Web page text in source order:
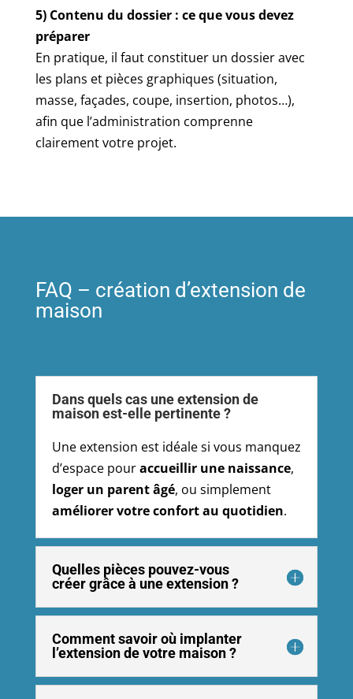
5) Contenu du dossier : ce que vous devez
préparer
En pratique, il faut constituer un dossier avec
les plans et pièces graphiques (situation,
masse, façades, coupe, insertion, photos…),
afin que l’administration comprenne
clairement votre projet.
FAQ – création d’extension de
maison
Dans quels cas une extension de
maison est-elle pertinente ?
Une extension est idéale si vous manquez
d’espace pouraccueillir une naissance,
loger un parent âgé, ou simplement
améliorer votre confort au quotidien.
Quelles pièces pouvez-vous
créer grâce à une extension ?
Comment savoir où implanter
l’extension de votre maison ?